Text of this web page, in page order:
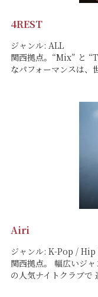
4REST
ジャンル: ALL
関西拠点。“Mix” と
なパフォーマンスは、
Airi
ジャンル: K-Pop /
関西拠点。 幅広いジ
の人気ナイトクラブで